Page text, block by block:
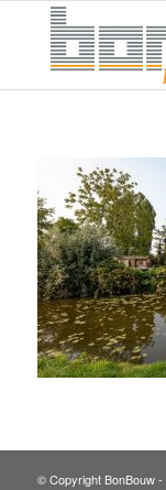
© Copyright BonBouw -